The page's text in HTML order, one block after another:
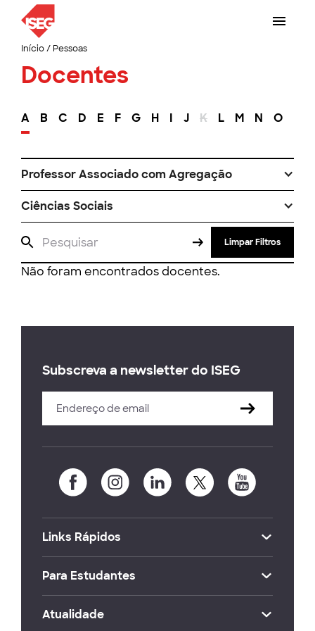
Início/ Pessoas
Docentes
A B C D E F G H I J K L M N O
Professor Associado com Agregação
Ciências Sociais
Limpar Filtros
Não foram encontrados docentes.
Subscreva a newsletter do ISEG
Links Rápidos
Para Estudantes
Atualidade